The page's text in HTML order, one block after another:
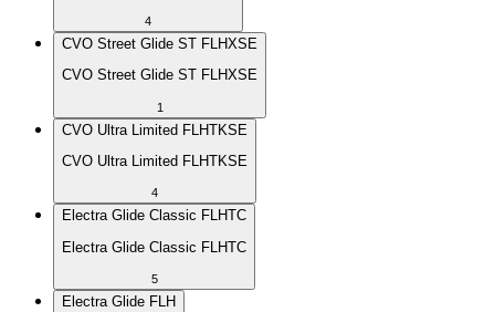
4
CVO Street Glide ST FLHXSE
CVO Street Glide ST FLHXSE
1
CVO Ultra Limited FLHTKSE
CVO Ultra Limited FLHTKSE
4
Electra Glide Classic FLHTC
Electra Glide Classic FLHTC
5
Electra Glide FLH